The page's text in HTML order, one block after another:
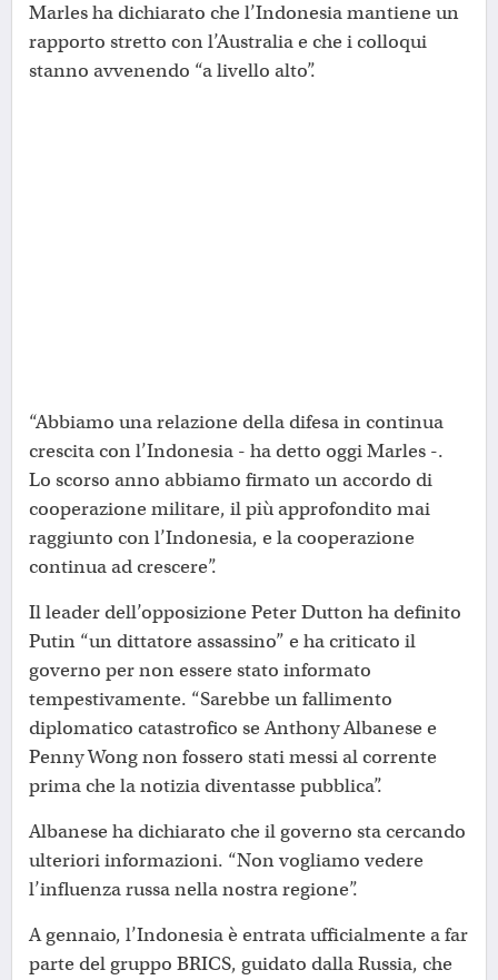
Marles ha dichiarato che l’Indonesia mantiene un
rapporto stretto con l’Australia e che i colloqui
stanno avvenendo “a livello alto”.
“Abbiamo una relazione della difesa in continua
crescita con l’Indonesia - ha detto oggi Marles -.
Lo scorso anno abbiamo firmato un accordo di
cooperazione militare, il più approfondito mai
raggiunto con l’Indonesia, e la cooperazione
continua ad crescere”.
Il leader dell’opposizione Peter Dutton ha definito
Putin “un dittatore assassino” e ha criticato il
governo per non essere stato informato
tempestivamente. “Sarebbe un fallimento
diplomatico catastrofico se Anthony Albanese e
Penny Wong non fossero stati messi al corrente
prima che la notizia diventasse pubblica”.
Albanese ha dichiarato che il governo sta cercando
ulteriori informazioni. “Non vogliamo vedere
l’influenza russa nella nostra regione”.
A gennaio, l’Indonesia è entrata ufficialmente a far
parte del gruppo BRICS, guidato dalla Russia, che